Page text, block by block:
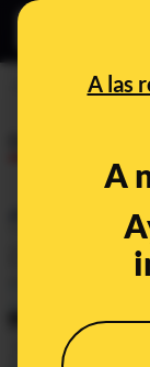
A las
A